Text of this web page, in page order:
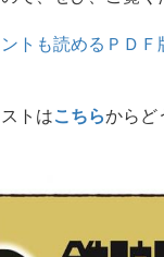
トも読めるＰＤＦ
トはこちらからど